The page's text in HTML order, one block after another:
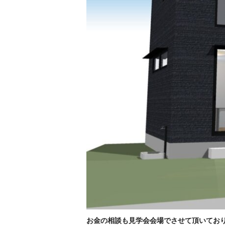
お金の相談も見学会会場でさせて頂いてお